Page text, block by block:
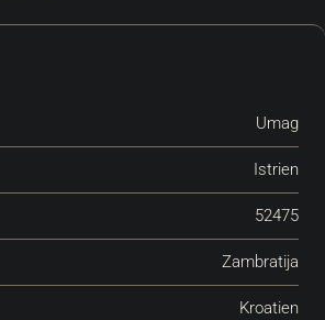
Umag
Istrien
52475
Zambratija
Kroatien